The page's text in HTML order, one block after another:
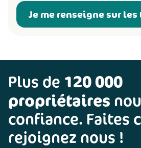
Je me renseigne sur
Plus de 120 000
propriétaires
confiance. Faites
rejoignez nous !